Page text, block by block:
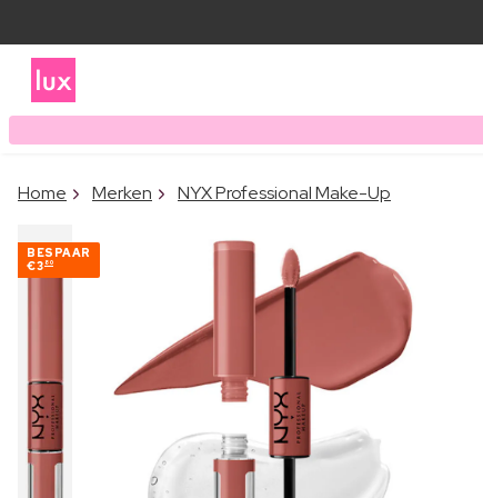
Home Merken NYX Professional Make-Up
BESPAAR
€3 80